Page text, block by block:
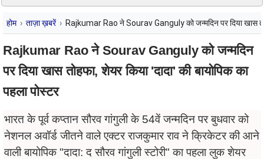
होम ताज़ा ख़बरें Rajkumar Rao ने Sourav Ganguly को जन्मदिन पर दिया खास
Rajkumar Rao ने Sourav Ganguly को जन्मदिन
पर दिया खास तोहफा, शेयर किया 'दादा' की बायोपिक का
पहला पोस्टर
भारत के पूर्व कप्तान सौरव गांगुली के 54वें जन्मदिन पर बुधवार को
नेशनल अवॉर्ड जीतने वाले एक्टर राजकुमार राव ने क्रिकेटर की आने
वाली बायोपिक "दादा: द सौरव गांगुली स्टोरी" का पहला लुक शेयर